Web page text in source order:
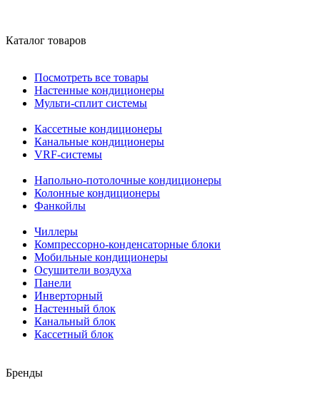
Каталог товаров
Посмотреть все товары
Настенные кондиционеры
Мульти-сплит системы
Кассетные кондиционеры
Канальные кондиционеры
VRF-системы
Напольно-потолочные кондиционеры
Колонные кондиционеры
Фанкойлы
Чиллеры
Компрессорно-конденсаторные блоки
Мобильные кондиционеры
Осушители воздуха
Панели
Инверторный
Настенный блок
Канальный блок
Кассетный блок
Бренды